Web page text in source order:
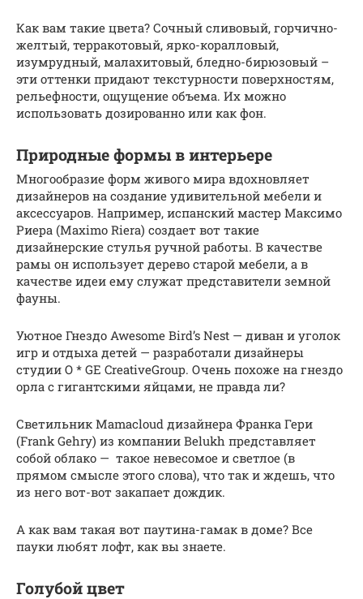
Как вам такие цвета? Сочный сливовый, горчично-
желтый, терракотовый, ярко-коралловый,
изумрудный, малахитовый, бледно-бирюзовый –
эти оттенки придают текстурности поверхностям,
рельефности, ощущение объема. Их можно
использовать дозированно или как фон.
Природные формы в интерьере
Многообразие форм живого мира вдохновляет
дизайнеров на создание удивительной мебели и
аксессуаров. Например, испанский мастер Максимо
Риера (Maximo Riera) создает вот такие
дизайнерские стулья ручной работы. В качестве
рамы он использует дерево старой мебели, а в
качестве идеи ему служат представители земной
фауны.
Уютное Гнездо Awesome Bird’s Nest — диван и уголок
игр и отдыха детей — разработали дизайнеры
студии O * GE CreativeGroup. Очень похоже на гнездо
орла с гигантскими яйцами, не правда ли?
Светильник Mamacloud дизайнера Франка Гери
(Frank Gehry) из компании Belukh представляет
собой облако — такое невесомое и светлое (в
прямом смысле этого слова), что так и ждешь, что
из него вот-вот закапает дождик.
А как вам такая вот паутина-гамак в доме? Все
пауки любят лофт, как вы знаете.
Голубой цвет